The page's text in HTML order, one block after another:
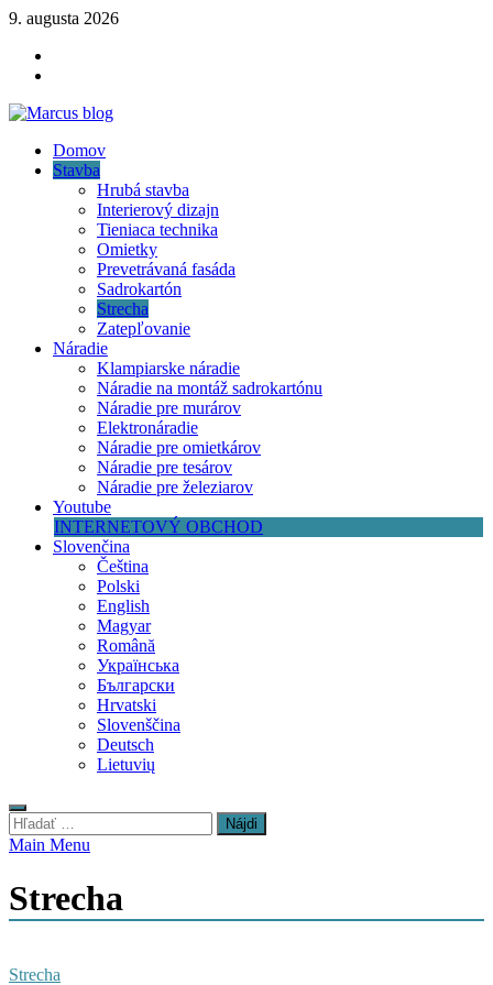
Skip
content
9. augusta 2026
NÁRADIE
Marcus blog
Stavebné profily, náradie, izolácie
Domov
Stavba
Hrubá stavba
Interierový dizajn
Tieniaca technika
Omietky
Prevetrávaná fasáda
Sadrokartón
Strecha
Zatepľovanie
Náradie
Klampiarske náradie
Náradie na montáž sadrokartónu
Náradie pre murárov
Elektronáradie
Náradie pre omietkárov
Náradie pre tesárov
Náradie pre železiarov
Youtube
INTERNETOVÝ OBCHOD
Slovenčina
Čeština
Polski
English
Magyar
Română
Українська
Български
Hrvatski
Slovenščina
Deutsch
Lietuvių
Hľadať:
Main Menu
Strecha
Strecha